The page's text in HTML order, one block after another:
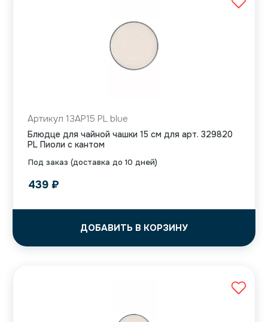
Под заказ (доставка до 10 дней)
Артикул 13AP15 PL blue
Блюдце для чайной чашки 15 см для арт. 329820
PL Пиоли с кантом
439 ₽
ДОБАВИТЬ В КОРЗИНУ